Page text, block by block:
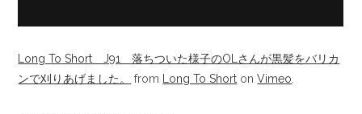
Long To Short J91 落ちついた様子のOLさんが黒髪をバリカ
ンで刈りあげました。
from Long To Short onVimeo